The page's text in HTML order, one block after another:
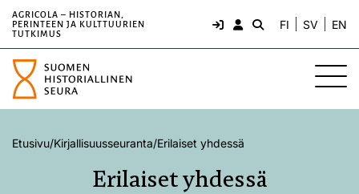
AGRICOLA – HISTORIAN,
PERINTEEN JA KULTTUURIEN
TUTKIMUS
FI SV EN
Etusivu/Kirjallisuusseuranta/Erilaiset yhdessä
Erilaiset yhdessä